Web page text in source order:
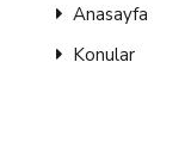
Anasayfa
Konular